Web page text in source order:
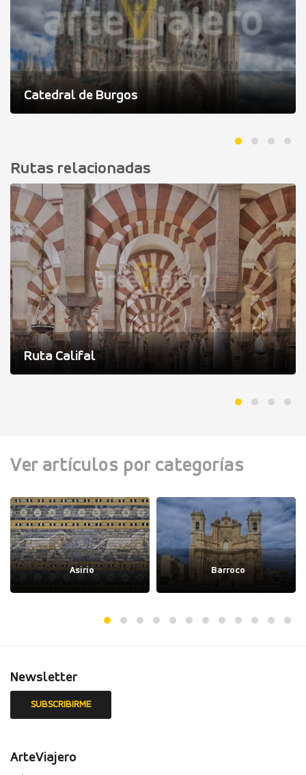
Catedral de Burgos
Rutas relacionadas
Ruta Califal
Ver artículos por categorías
Asirio Barroco
Newsletter
ArteViajero